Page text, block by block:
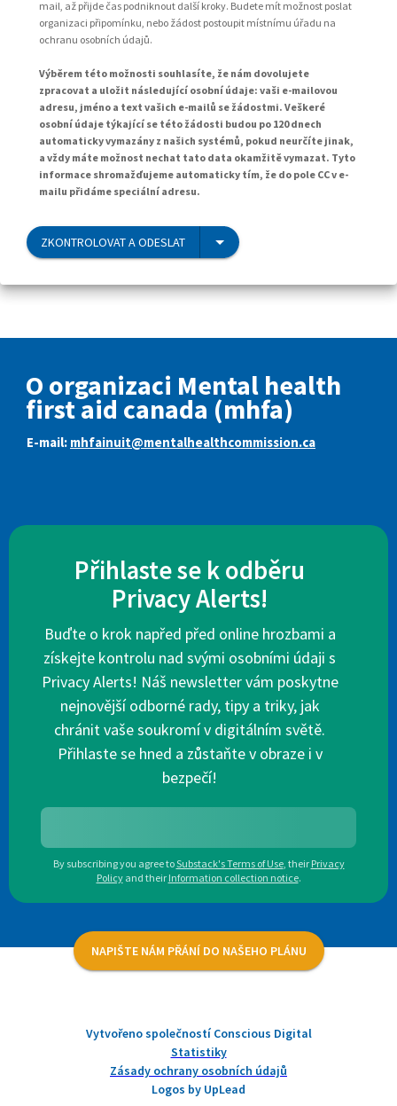
mail, až přijde čas podniknout další kroky. Budete mít možnost poslat
organizaci připomínku, nebo žádost postoupit místnímu úřadu na
ochranu osobních údajů.
Výběrem této možnosti souhlasíte, že nám dovolujete
zpracovat a uložit následující osobní údaje: vaši e-mailovou
adresu, jméno a text vašich e-mailů se žádostmi. Veškeré
osobní údaje týkající se této žádosti budou po 120 dnech
automaticky vymazány z našich systémů, pokud neurčíte jinak,
a vždy máte možnost nechat tato data okamžitě vymazat. Tyto
informace shromažďujeme automaticky tím, že do pole CC v e-
mailu přidáme speciální adresu.
ZKONTROLOVAT A ODESLAT
O organizaci Mental health
first aid canada (mhfa)
E-mail: mhfainuit@mentalhealthcommission.ca
Přihlaste se k odběru
Privacy Alerts!
Buďte o krok napřed před online hrozbami a
získejte kontrolu nad svými osobními údaji s
Privacy Alerts! Náš newsletter vám poskytne
nejnovější odborné rady, tipy a triky, jak
chránit vaše soukromí v digitálním světě.
Přihlaste se hned a zůstaňte v obraze i v
bezpečí!
By subscribing you agree toSubstack's Terms of Use, their Privacy
Policy and their Information collection notice.
NAPIŠTE NÁM PŘÁNÍ DO NAŠEHO PLÁNU
Vytvořeno společností Conscious Digital
Statistiky
Zásady ochrany osobních údajů
Logos by UpLead